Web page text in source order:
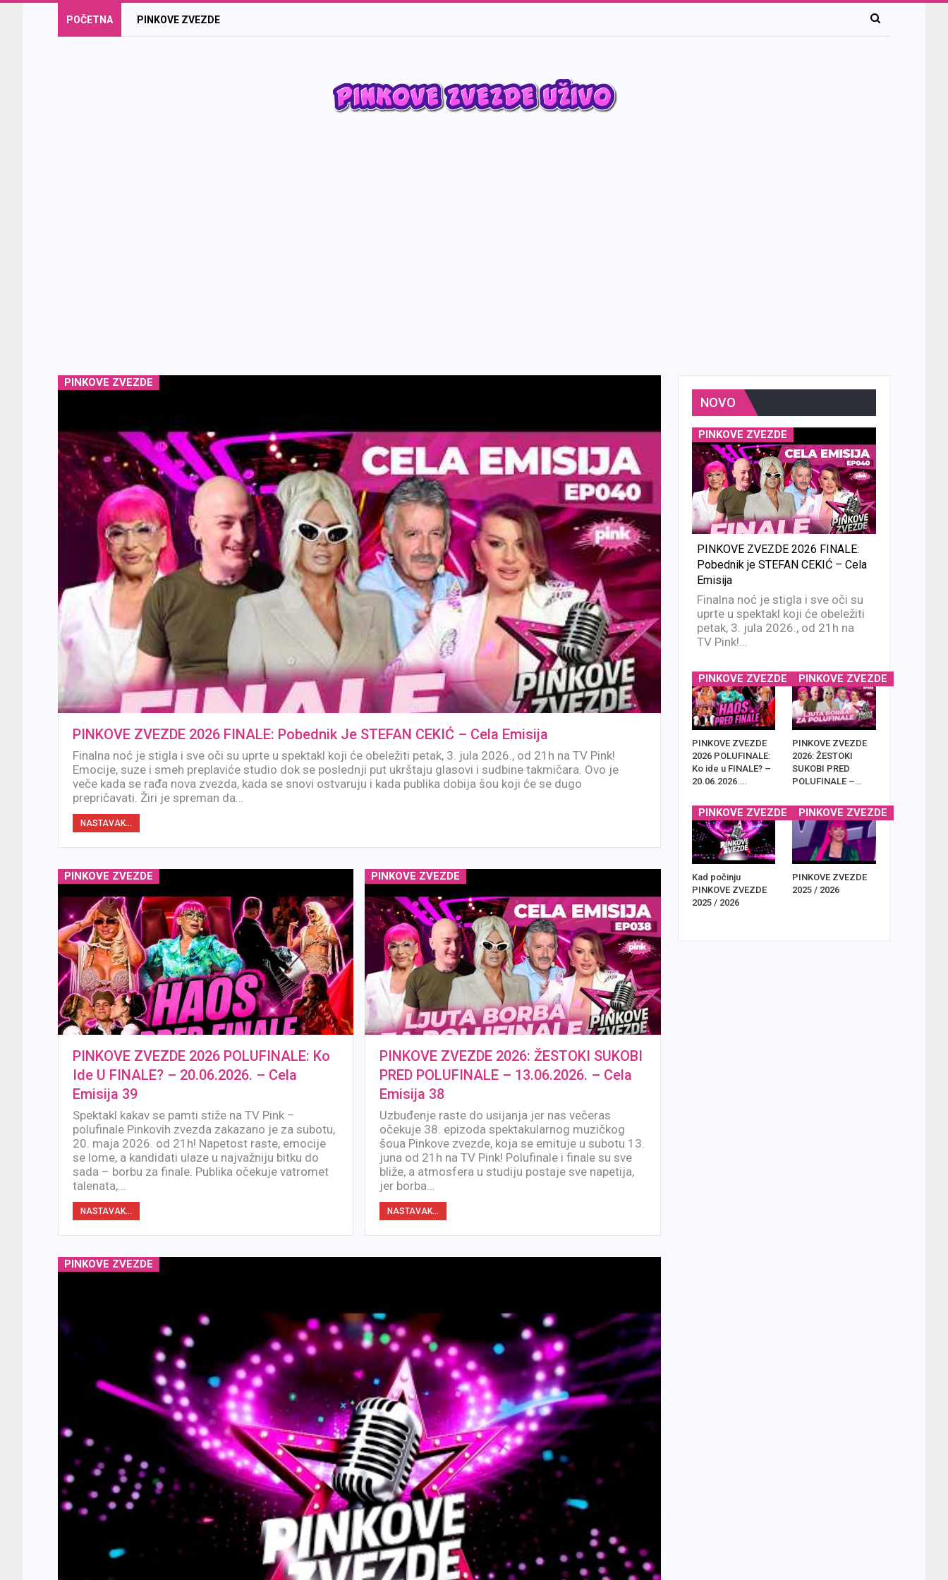
POČETNA PINKOVE ZVEZDE
PINKOVE ZVEZDE
PINKOVE ZVEZDE 2026 FINALE: Pobednik Je STEFAN CEKIĆ – Cela Emisija
Finalna noć je stigla i sve oči su uprte u spektakl koji će obeležiti petak, 3. jula 2026., od 21h na TV Pink!
Emocije, suze i smeh preplaviće studio dok se poslednji put ukrštaju glasovi i sudbine takmičara. Ovo je
veče kada se rađa nova zvezda, kada se snovi ostvaruju i kada publika dobija šou koji će se dugo
prepričavati. Žiri je spreman da…
NASTAVAK...
PINKOVE ZVEZDE
PINKOVE ZVEZDE 2026 POLUFINALE: Ko
Ide U FINALE? – 20.06.2026. – Cela
Emisija 39
Spektakl kakav se pamti stiže na TV Pink –
polufinale Pinkovih zvezda zakazano je za subotu,
20. maja 2026. od 21h! Napetost raste, emocije
se lome, a kandidati ulaze u najvažniju bitku do
sada – borbu za finale. Publika očekuje vatromet
talenata,…
NASTAVAK...
PINKOVE ZVEZDE
PINKOVE ZVEZDE 2026: ŽESTOKI SUKOBI
PRED POLUFINALE – 13.06.2026. – Cela
Emisija 38
Uzbuđenje raste do usijanja jer nas večeras
očekuje 38. epizoda spektakularnog muzičkog
šoua Pinkove zvezde, koja se emituje u subotu 13.
juna od 21h na TV Pink! Polufinale i finale su sve
bliže, a atmosfera u studiju postaje sve napetija,
jer borba…
NASTAVAK...
PINKOVE ZVEZDE
NOVO
PINKOVE ZVEZDE
PINKOVE ZVEZDE 2026 FINALE:
Pobednik je STEFAN CEKIĆ – Cela
Emisija
Finalna noć je stigla i sve oči su
uprte u spektakl koji će obeležiti
petak, 3. jula 2026., od 21h na
TV Pink!…
PINKOVE ZVEZDE
PINKOVE ZVEZDE
2026 POLUFINALE:
Ko ide u FINALE? –
20.06.2026.…
PINKOVE ZVEZDE
PINKOVE ZVEZDE
2026: ŽESTOKI
SUKOBI PRED
POLUFINALE –…
PINKOVE ZVEZDE
Kad počinju
PINKOVE ZVEZDE
2025 / 2026
PINKOVE ZVEZDE
PINKOVE ZVEZDE
2025 / 2026